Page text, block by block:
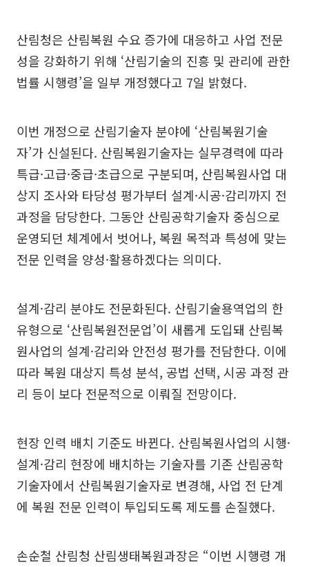
산림청은 산림복원 수요 증가에 대응하고 사업 전문
성을 강화하기 위해 ‘산림기술의 진흥 및 관리에 관한
법률 시행령’을 일부 개정했다고 7일 밝혔다.
이번 개정으로 산림기술자 분야에 ‘산림복원기술
자’가 신설된다. 산림복원기술자는 실무경력에 따라
특급·고급·중급·초급으로 구분되며, 산림복원사업 대
상지 조사와 타당성 평가부터 설계·시공·감리까지 전
과정을 담당한다. 그동안 산림공학기술자 중심으로
운영되던 체계에서 벗어나, 복원 목적과 특성에 맞는
전문 인력을 양성·활용하겠다는 의미다.
설계·감리 분야도 전문화된다. 산림기술용역업의 한
유형으로 ‘산림복원전문업’이 새롭게 도입돼 산림복
원사업의 설계·감리와 안전성 평가를 전담한다. 이에
따라 복원 대상지 특성 분석, 공법 선택, 시공 과정 관
리 등이 보다 전문적으로 이뤄질 전망이다.
현장 인력 배치 기준도 바뀐다. 산림복원사업의 시행·
설계·감리 현장에 배치하는 기술자를 기존 산림공학
기술자에서 산림복원기술자로 변경해, 사업 전 단계
에 복원 전문 인력이 투입되도록 제도를 손질했다.
손순철 산림청 산림생태복원과장은 “이번 시행령 개